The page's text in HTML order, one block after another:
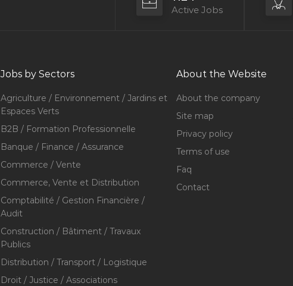
Active Jobs
Jobs by Sectors
Agriculture / Environnement / Jardins et
Espaces Verts
B2B / Formation Professionnelle
Banque / Finance / Assurance
Commerce / Vente
Commerce, Vente et Distribution
Comptabilité / Gestion Financière /
Audit
Construction / Bâtiment / Travaux
Publics
Distribution / Transport / Logistique
Droit / Justice / Associations
About the Website
About the company
Site map
Privacy policy
Terms of use
Faq
Contact